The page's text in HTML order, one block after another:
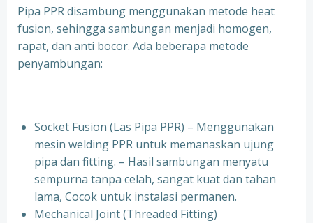
Pipa PPR disambung menggunakan metode heat
fusion, sehingga sambungan menjadi homogen,
rapat, dan anti bocor. Ada beberapa metode
penyambungan:
Socket Fusion (Las Pipa PPR) – Menggunakan
mesin welding PPR untuk memanaskan ujung
pipa dan fitting. – Hasil sambungan menyatu
sempurna tanpa celah, sangat kuat dan tahan
lama, Cocok untuk instalasi permanen.
⁠Mechanical Joint (Threaded Fitting)